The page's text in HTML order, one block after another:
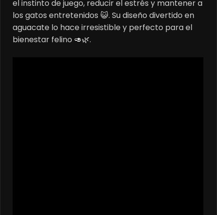
el instinto de juego, reducir el estrés y mantener a
los gatos entretenidos 😺. Su diseño divertido en
aguacate lo hace irresistible y perfecto para el
bienestar felino 🥑🌿.